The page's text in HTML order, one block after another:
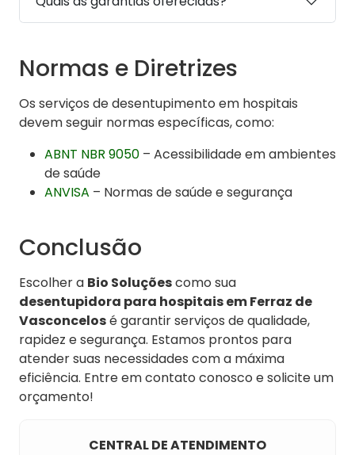
Normas e Diretrizes
Os serviços de desentupimento em hospitais
devem seguir normas específicas, como:
ABNT NBR 9050 – Acessibilidade em ambientes
de saúde
ANVISA – Normas de saúde e segurança
Conclusão
Escolher a Bio Soluçõescomo sua
desentupidora para hospitais em Ferraz de
Vasconcelosé garantir serviços de qualidade,
rapidez e segurança. Estamos prontos para
atender suas necessidades com a máxima
eficiência. Entre em contato conosco e solicite um
orçamento!
CENTRAL DE ATENDIMENTO